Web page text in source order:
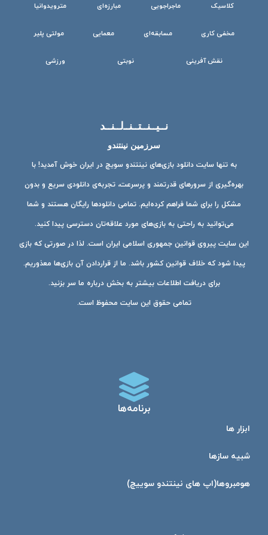
کلاسیک ماجراجویی مبارزه‌ای مترویدوانیا
مخفی کاری مسابقه‌ای معمایی مولتی پلیر
نقش آفرینی نوبتی ورزشی
نــیــنــتــنــ‌لــنــد
سرزمین نینتندو
به تنها سایت دانلود بازی‌های نینتندو سویچ در ایران خوش آمدید! با
بهره‌گیری از سرورهای قدرتمند و پرسرعت، تجربه‌ی دانلودی سریع و بدون
مشکل را برای شما فراهم کرده‌ایم. تمامی دانلودها رایگان هستند و شما
می‌توانید به راحتی به بازی‌های مورد علاقه‌تان دسترسی پیدا کنید.
این سایت پیروی قوانین جمهوری اسلامی ایران است. لذا در صورتی که بازی
پیدا شود که خلاف قوانین کشور باشد. ما از قراردادن آن بازی‌ها معذوریم.
برای دریافت اطلاعات بیشتر به بخش درباره ما سر بزنید.
تمامی حقوق این سایت محفوظ است.
برنامه‌ها
ابزار ها
شبیه ساز‌ها
هومبرو‌ها(اپ های نینتندو سوییچ)